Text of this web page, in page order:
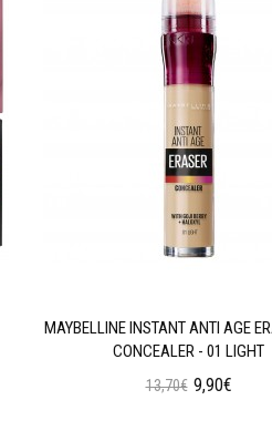
MAYBELLINE INSTANT ANTI AGE
CONCEALER - 01 LIGHT
13,70€ 9,90€